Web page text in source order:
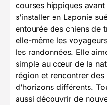
courses hippiques
s’installer en Laponie
entourée des chiens de
elle-même les
les randonnées. Elle
simple au cœur de la
région et rencontrer des
d’horizons différents.
aussi découvrir de